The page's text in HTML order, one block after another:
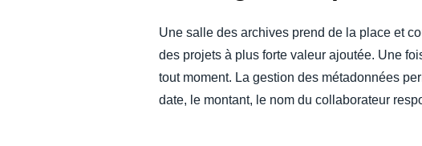
Une salle des archives prend de la place et
des projets à plus forte valeur ajoutée. Une
tout moment. La gestion des métadonnées
date, le montant, le nom du collaborateur